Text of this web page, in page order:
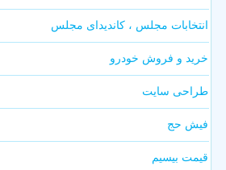
انتخابات مجلس ، کاندیدای مجلس
خرید و فروش خودرو
طراحی سایت
فیش حج
قیمت بیسیم